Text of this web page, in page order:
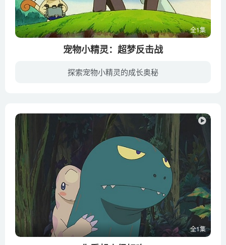
全1集
宠物小精灵：超梦反击战
探索宠物小精灵的成长奥秘
全1集